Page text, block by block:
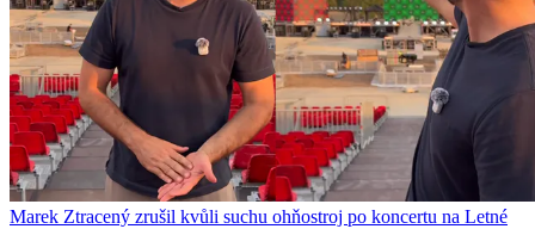
Marek Ztracený zrušil kvůli suchu ohňostroj po koncertu na Letné